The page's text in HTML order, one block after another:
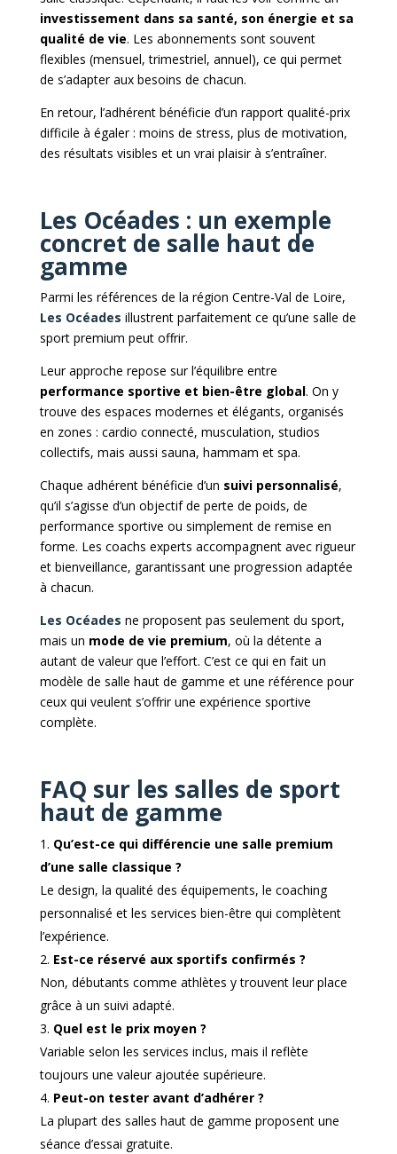
investissement dans sa santé, son énergie et sa
qualité de vie. Les abonnements sont souvent
flexibles (mensuel, trimestriel, annuel), ce qui permet
de s’adapter aux besoins de chacun.
En retour, l’adhérent bénéficie d’un rapport qualité-prix
difficile à égaler : moins de stress, plus de motivation,
des résultats visibles et un vrai plaisir à s’entraîner.
Les Océades : un exemple
concret de salle haut de
gamme
Parmi les références de la région Centre-Val de Loire,
Les Océades illustrent parfaitement ce qu’une salle de
sport premium peut offrir.
Leur approche repose sur l’équilibre entre
performance sportive et bien-être global. On y
trouve des espaces modernes et élégants, organisés
en zones : cardio connecté, musculation, studios
collectifs, mais aussi sauna, hammam et spa.
Chaque adhérent bénéficie d’un suivi personnalisé,
qu’il s’agisse d’un objectif de perte de poids, de
performance sportive ou simplement de remise en
forme. Les coachs experts accompagnent avec rigueur
et bienveillance, garantissant une progression adaptée
à chacun.
Les Océades ne proposent pas seulement du sport,
mais un mode de vie premium, où la détente a
autant de valeur que l’effort. C’est ce qui en fait un
modèle de salle haut de gamme et une référence pour
ceux qui veulent s’offrir une expérience sportive
complète.
FAQ sur les salles de sport
haut de gamme
Qu’est-ce qui différencie une salle premium
d’une salle classique ?
Le design, la qualité des équipements, le coaching
personnalisé et les services bien-être qui complètent
l’expérience.
Est-ce réservé aux sportifs confirmés ?
Non, débutants comme athlètes y trouvent leur place
grâce à un suivi adapté.
Quel est le prix moyen ?
Variable selon les services inclus, mais il reflète
toujours une valeur ajoutée supérieure.
Peut-on tester avant d’adhérer ?
La plupart des salles haut de gamme proposent une
séance d’essai gratuite.